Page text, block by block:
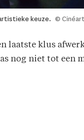
keuze. © Cinéart
laatste klus
nog niet tot een